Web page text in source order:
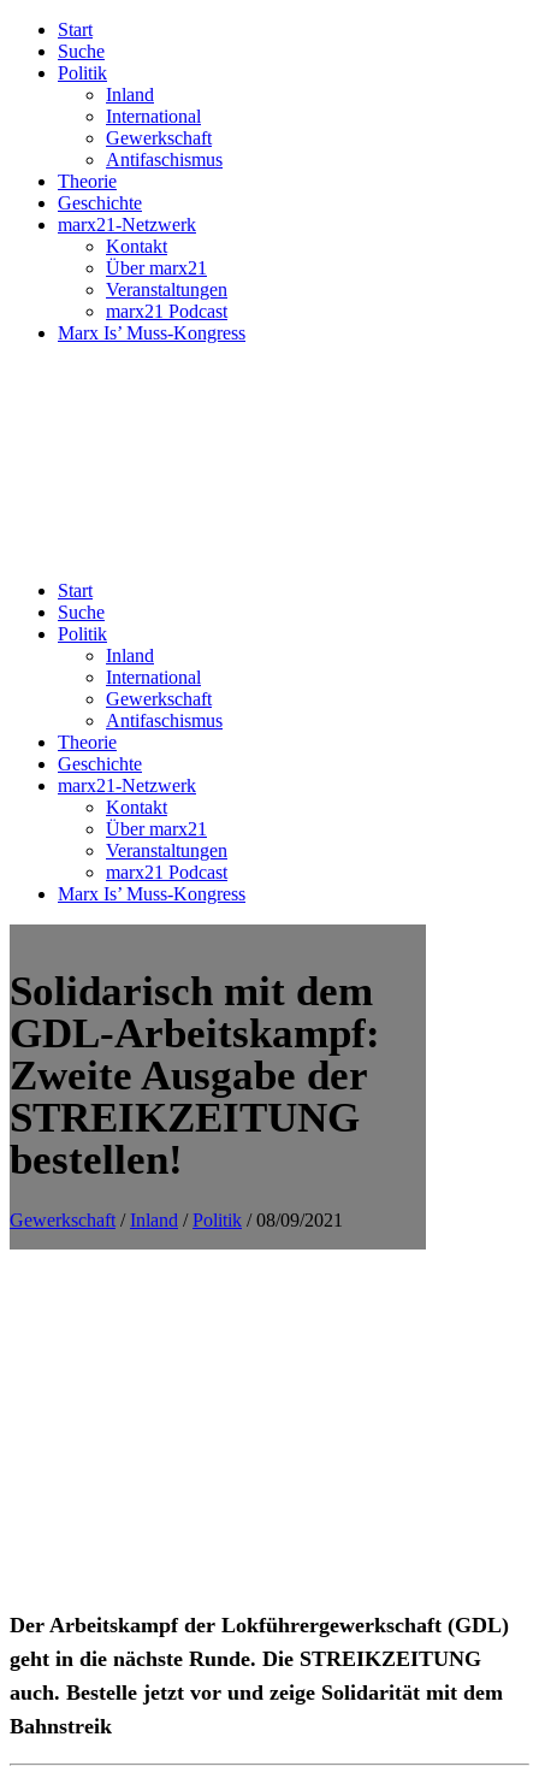
Start
Suche
Politik
Inland
International
Gewerkschaft
Antifaschismus
Theorie
Geschichte
marx21-Netzwerk
Kontakt
Über marx21
Veranstaltungen
marx21 Podcast
Marx Is’ Muss-Kongress
Start
Suche
Politik
Inland
International
Gewerkschaft
Antifaschismus
Theorie
Geschichte
marx21-Netzwerk
Kontakt
Über marx21
Veranstaltungen
marx21 Podcast
Marx Is’ Muss-Kongress
Solidarisch mit dem
GDL-Arbeitskampf:
Zweite Ausgabe der
STREIKZEITUNG
bestellen!
Gewerkschaft /Inland /Politik / 08/09/2021
Der Arbeitskampf der Lokführergewerkschaft (GDL)
geht in die nächste Runde. Die STREIKZEITUNG
auch. Bestelle jetzt vor und zeige Solidarität mit dem
Bahnstreik